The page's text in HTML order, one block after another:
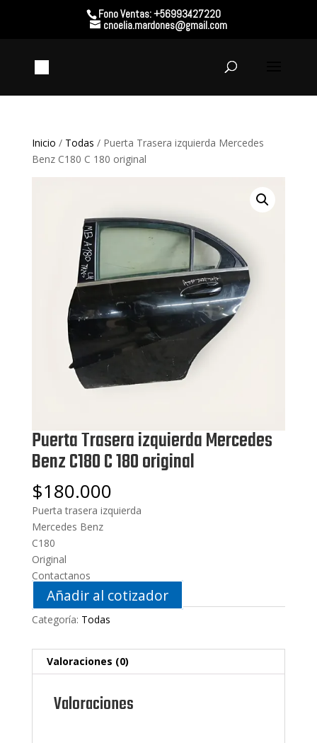
Fono Ventas: +56993427220
cnoelia.mardones@gmail.com
Inicio / Todas / Puerta Trasera izquierda Mercedes
Benz C180 C 180 original
Puerta Trasera izquierda Mercedes
Benz C180 C 180 original
$180.000
Puerta trasera izquierda
Mercedes Benz
C180
Original
Contactanos
Añadir al cotizador
Categoría: Todas
Valoraciones (0)
Valoraciones